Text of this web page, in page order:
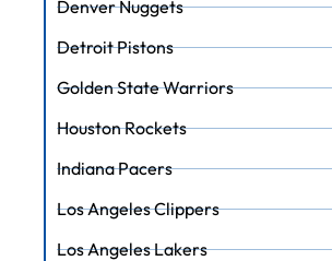
Denver Nuggets
Detroit Pistons
Golden State Warriors
Houston Rockets
Indiana Pacers
Los Angeles Clippers
Los Angeles Lakers